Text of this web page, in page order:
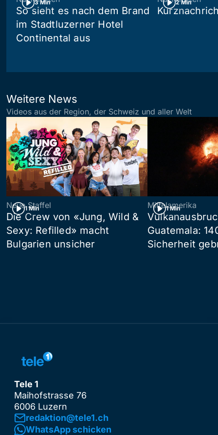
3 Min
So sieht es nach dem Brand
im Stadtluzerner Hotel
Continental aus
2 Min
Weitere News
Videos aus der Region, der Schweiz und aller Welt
1 Min
Neue Staffel
Die Crew von «Jung, Wild &
Sexy: Refilled» macht
Bulgarien unsicher
1 Min
Mittelamerika
Guatemala:
Sicherheit
Tele 1
Maihofstrasse 76
6006 Luzern
redaktion@tele1.ch
WhatsApp schicken